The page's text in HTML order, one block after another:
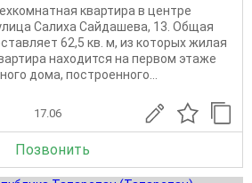
квартира в центре
Салиха Сайдашева, 13. Общая
62,5 кв. м, из которых жилая
находится на первом этаже
дома, построенного...
17.06
Позвонить